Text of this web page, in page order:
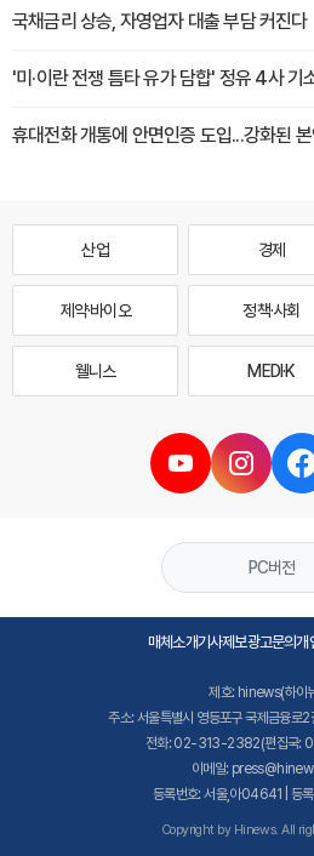
국채금리 상승, 자영업자 대출 부담 커진다
'미·이란 전쟁 틈타 유가 담합' 정유 4사
휴대전화 개통에 안면인증 도입...강화된
산업 경제
제약·바이오 정책·사회
웰니스 MEDI·K
PC버전
매체소개기사제보광고문의개
제호: hinews(하이
주소: 서울특별시 영등포구 국제금융로
전화: 02-313-2382(편집국
이메일:
등록번호: 서울,아04641 | 등
Copyright by Hinews. All